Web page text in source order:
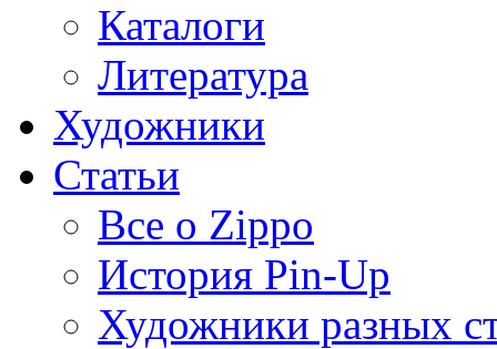
Каталоги
Литература
Художники
Статьи
Все о Zippo
История Pin-Up
Художники разных